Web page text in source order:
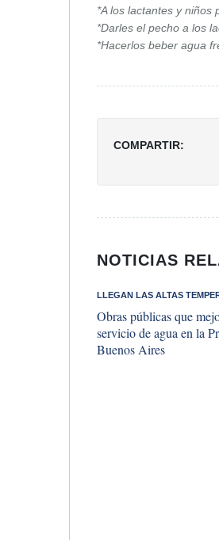
*A los lactantes y niños
*Darles el pecho a los
*Hacerlos beber agua
COMPARTIR:
NOTICIAS
LLEGAN LAS ALTAS
Obras públicas que
servicio de agua en la
Buenos Aires